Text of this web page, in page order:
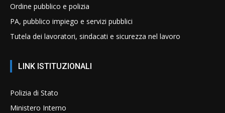
Ordine pubblico e polizia
PA, pubblico impiego e servizi pubblici
Tutela dei lavoratori, sindacati e sicurezza nel lavoro
LINK ISTITUZIONALI
Polizia di Stato
Ministero Interno